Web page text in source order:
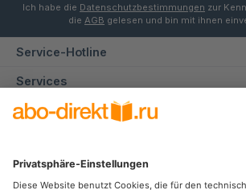
Ich habe die Datenschutzbestimmungen zur
die AGB gelesen und bin mit ihnen
Service-Hotline
Services
Informationen
FacebookInstagram